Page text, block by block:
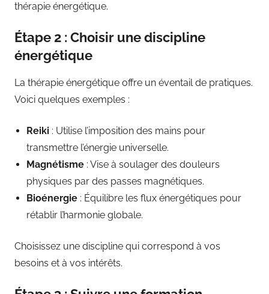
thérapie énergétique.
Étape 2 : Choisir une discipline
énergétique
La thérapie énergétique offre un éventail de pratiques.
Voici quelques exemples :
Reiki : Utilise l’imposition des mains pour
transmettre l’énergie universelle.
Magnétisme : Vise à soulager des douleurs
physiques par des passes magnétiques.
Bioénergie : Équilibre les flux énergétiques pour
rétablir l’harmonie globale.
Choisissez une discipline qui correspond à vos
besoins et à vos intérêts.